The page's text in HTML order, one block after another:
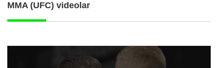
MMA (UFC) videolar